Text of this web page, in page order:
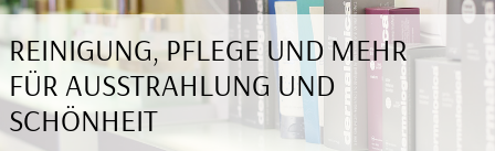
MEDER
COSNOBELL
PROBIO DERM・INFO
BELLEFONTAINE
DERMALOGICA
EVA GARDEN
APHRO CELINA
ANGEBOTE
REINIGUNG, PFLEGE UND MEHR
FÜR AUSSTRAHLUNG UND
SCHÖNHEIT